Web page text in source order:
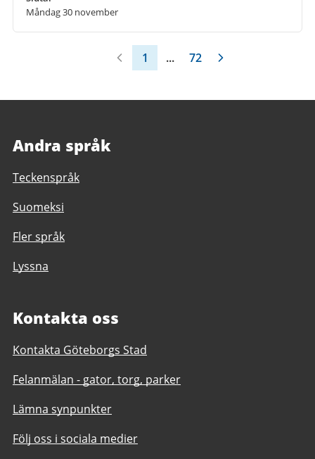
Måndag 30 november
1 ... 72
Andra språk
Teckenspråk
Suomeksi
Fler språk
Lyssna
Kontakta oss
Kontakta Göteborgs Stad
Felanmälan - gator, torg, parker
Lämna synpunkter
Följ oss i sociala medier